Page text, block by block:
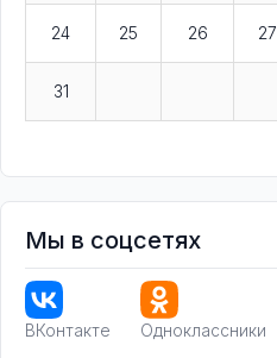
24 25 26 27
31
Мы в соцсетях
ВКонтакте Одноклассники